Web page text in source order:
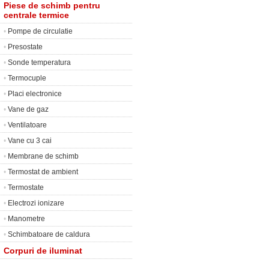
Piese de schimb pentru
centrale termice
• Pompe de circulatie
• Presostate
• Sonde temperatura
• Termocuple
• Placi electronice
• Vane de gaz
• Ventilatoare
• Vane cu 3 cai
• Membrane de schimb
• Termostat de ambient
• Termostate
• Electrozi ionizare
• Manometre
• Schimbatoare de caldura
Corpuri de iluminat